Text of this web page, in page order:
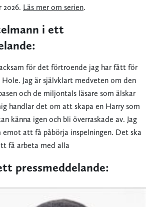
2026. Läs mer om serien.
i ett
för det förtroende jag har fått för
Jag är självklart medveten om den
och de miljontals läsare som älskar
handlar det om att skapa en Harry som
känna igen och bli överraskade av. Jag
emot att få påbörja inspelningen. Det ska
få arbeta med alla
pressmeddelande: